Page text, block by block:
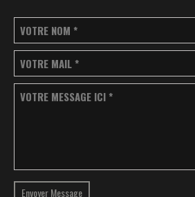
VOTRE NOM *
VOTRE MAIL *
VOTRE MESSAGE ICI *
Envoyer Message